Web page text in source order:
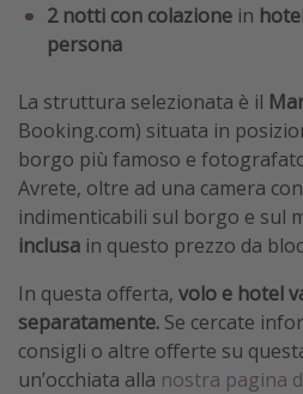
2 notti con colazione in
persona
La struttura selezionata è il
Booking.com) situata in
borgo più famoso e
Avrete, oltre ad una camera
indimenticabili sul borgo e sul
inclusa in questo prezzo da
In questa offerta, volo e hotel
separatamente. Se cercate
consigli o altre offerte su
un’occhiata alla nostra pagina